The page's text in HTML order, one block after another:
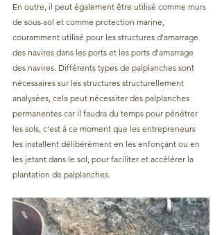
En outre, il peut également être utilisé comme murs
de sous-sol et comme protection marine,
couramment utilisé pour les structures d'amarrage
des navires dans les ports et les ports d'amarrage
des navires. Différents types de palplanches sont
nécessaires sur les structures structurellement
analysées, cela peut nécessiter des palplanches
permanentes car il faudra du temps pour pénétrer
les sols, c'est à ce moment que les entrepreneurs
les installent délibérément en les enfonçant ou en
les jetant dans le sol, pour faciliter et accélérer la
plantation de palplanches.